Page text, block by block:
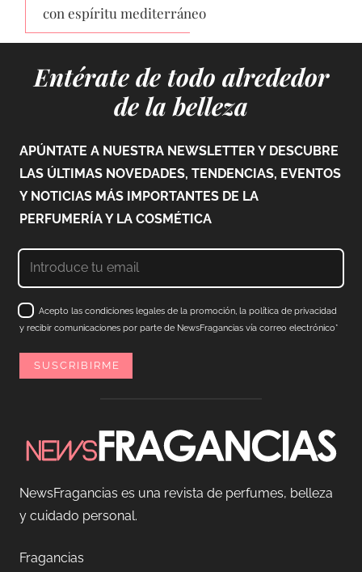
con espíritu mediterráneo
Entérate de todo alrededor
de la belleza
APÚNTATE A NUESTRA NEWSLETTER Y DESCUBRE
LAS ÚLTIMAS NOVEDADES, TENDENCIAS, EVENTOS
Y NOTICIAS MÁS IMPORTANTES DE LA
PERFUMERÍA Y LA COSMÉTICA
Acepto las condiciones legales de la promoción, la política de privacidad
y recibir comunicaciones por parte de NewsFragancias vía correo electrónico*
NewsFragancias es una revista de perfumes, belleza
y cuidado personal.
Fragancias